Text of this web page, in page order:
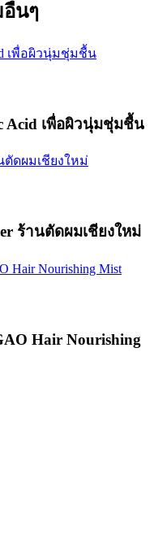
นๆ
Acid เพื่อผิวนุ่มชุ่มชื้น
ร้านตัดผมเชียงใหม่
Hair Nourishing